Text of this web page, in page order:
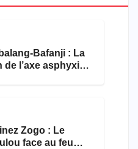
Bafanji : La
de l’axe asphyxie
Zogo : Le
face au feu